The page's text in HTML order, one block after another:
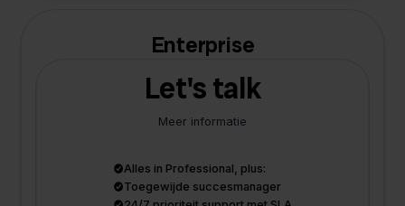
Enterprise
Let's talk
Meer informatie
Alles in Professional, plus:
Toegewijde succesmanager